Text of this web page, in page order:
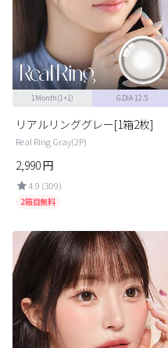
1Month(1+1) G.DIA 12.5
リアルリンググレー[1箱2枚]
Real Ring Gray(2P)
2,990円
4.9 (309)
2箱目無料